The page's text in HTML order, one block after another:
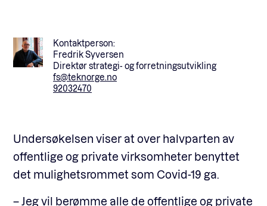
Kontaktperson:
Fredrik Syversen
Direktør strategi- og forretningsutvikling
fs@teknorge.no
92032470
Undersøkelsen viser at over halvparten av
offentlige og private virksomheter benyttet
det mulighetsrommet som Covid-19 ga.
– Jeg vil berømme alle de offentlige og private